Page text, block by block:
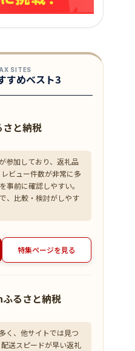
アウトレット干物
店舗：美味食卓さくだ屋
がらえび
凍便】美味し
6,000
SITES
すめベスト3
と納税
参加しており、返礼品
ビュー件数が非常に多
事前に確認しやすい。
、比較・検討がしやす
特集ページを見る
るさと納税
く、他サイトでは見つ
送スピードが早い返礼